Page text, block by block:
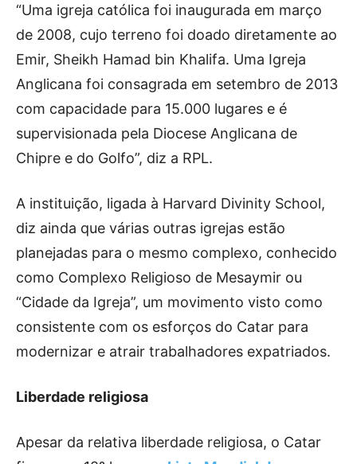
“Uma igreja católica foi inaugurada em março
de 2008, cujo terreno foi doado diretamente ao
Emir, Sheikh Hamad bin Khalifa. Uma Igreja
Anglicana foi consagrada em setembro de 2013
com capacidade para 15.000 lugares e é
supervisionada pela Diocese Anglicana de
Chipre e do Golfo”, diz a RPL.
A instituição, ligada à Harvard Divinity School,
diz ainda que várias outras igrejas estão
planejadas para o mesmo complexo, conhecido
como Complexo Religioso de Mesaymir ou
“Cidade da Igreja”, um movimento visto como
consistente com os esforços do Catar para
modernizar e atrair trabalhadores expatriados.
Liberdade religiosa
Apesar da relativa liberdade religiosa, o Catar